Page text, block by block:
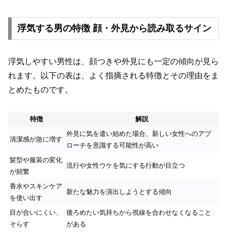
浮気する男の特徴 顔・外見から読み取るサイン
浮気しやすい男性は、顔つきや外見にも一定の傾向が見ら
れます。以下の表は、よく指摘される特徴とその理由をま
とめたものです。
特徴 解説
清潔感が急に増す
外見に気を遣い始めた場合、新しい女性へのアプ
ローチを意識する可能性が高い
髪型や服装の変化
が頻繁
流行や女性ウケを気にする行動が目立つ
香水やスキンケア
を使い出す
新たな魅力を演出しようとする傾向
目が合いにくい、
そらす
後ろめたい気持ちから視線を合わせなくなること
がある